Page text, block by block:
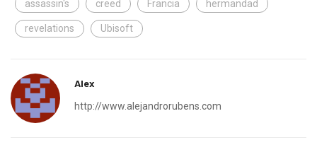
assassin's creed Francia hermandad
revelations Ubisoft
Alex
http://www.alejandrorubens.com